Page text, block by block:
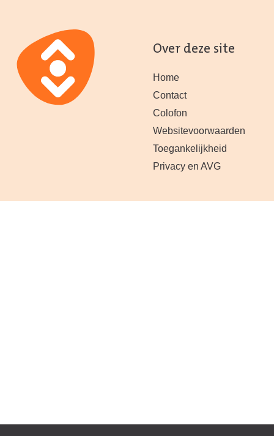
Over deze site
Home
Contact
Colofon
Websitevoorwaarden
Toegankelijkheid
Privacy en AVG